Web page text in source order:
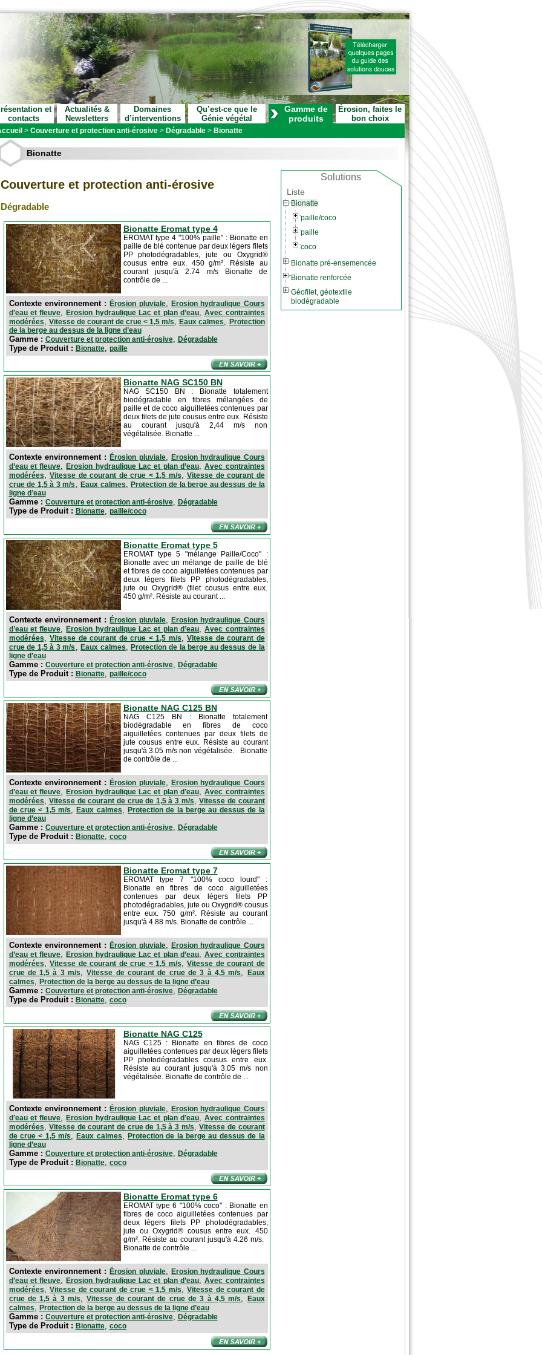
et
contacts
Actualités &
Newsletters
Domaines
d’interventions
Qu’est-ce que le
Génie végétal
Gamme de
produits
Érosion, faites le
bon choix
> Couverture et protection anti-érosive > Dégradable > Bionatte
Bionatte
Couverture et protection anti-érosive
Dégradable
Bionatte Eromat type 4
EROMAT type 4 "100% paille" : Bionatte en
paille de blé contenue par deux légers filets
PP photodégradables, jute ou Oxygrid®
cousus entre eux. 450 g/m². Résiste au
courant jusqu'à 2.74 m/s Bionatte de
contrôle de ...
Contexte environnement :Érosion pluviale, Erosion hydraulique Cours
d’eau et fleuve ,Erosion hydraulique Lac et plan d’eau,Avec contraintes
modérées
Vitesse de courant de crue < 1,5 m/s ,Eaux calmes
Protection
de la berge au dessus de la ligne d’eau
Gamme : Couverture et protection anti-érosive, Dégradable
Type de Produit : Bionatte, paille
Bionatte NAG SC150 BN
NAG SC150 BN : Bionatte totalement
biodégradable en fibres mélangées de
paille et de coco aiguilletées contenues par
deux filets de jute cousus entre eux. Résiste
au courant jusqu'à 2,44 m/s non
végétalisée. Bionatte ...
Contexte environnement :Érosion pluviale, Erosion hydraulique Cours
d’eau et fleuve ,Erosion hydraulique Lac et plan d’eau,Avec contraintes
modérées
Vitesse de courant de crue < 1,5 m/s
Vitesse de courant de
crue de 1,5 à 3 m/s
,Eaux calmes ,Protection de la berge au dessus de la
ligne d’eau
Gamme : Couverture et protection anti-érosive, Dégradable
Type de Produit : Bionatte, paille/coco
Bionatte Eromat type 5
EROMAT type 5 "mélange Paille/Coco" :
Bionatte avec un mélange de paille de blé
et fibres de coco aiguilletées contenues par
deux légers filets PP photodégradables,
jute ou Oxygrid® (filet cousus entre eux.
450 g/m². Résiste au courant ...
Contexte environnement :Érosion pluviale, Erosion hydraulique Cours
d’eau et fleuve ,Erosion hydraulique Lac et plan d’eau,Avec contraintes
modérées
Vitesse de courant de crue < 1,5 m/s
Vitesse de courant de
crue de 1,5 à 3 m/s
,Eaux calmes ,Protection de la berge au dessus de la
ligne d’eau
Gamme : Couverture et protection anti-érosive, Dégradable
Type de Produit : Bionatte, paille/coco
Bionatte NAG C125 BN
NAG C125 BN : Bionatte totalement
biodégradable en fibres de coco
aiguilletées contenues par deux filets de
jute cousus entre eux. Résiste au courant
jusqu'à 3.05 m/s non végétalisée. Bionatte
de contrôle de ...
Contexte environnement :Érosion pluviale, Erosion hydraulique Cours
d’eau et fleuve ,Erosion hydraulique Lac et plan d’eau,Avec contraintes
modérées ,Vitesse de courant de crue de 1,5 à 3 m/s ,Vitesse de courant
de crue < 1,5 m/s
,Eaux calmes ,Protection de la berge au dessus de la
ligne d’eau
Gamme : Couverture et protection anti-érosive, Dégradable
Type de Produit : Bionatte, coco
Bionatte Eromat type 7
EROMAT type 7 "100% coco lourd" :
Bionatte en fibres de coco aiguilletées
contenues par deux légers filets PP
photodégradables, jute ou Oxygrid® cousus
entre eux. 750 g/m². Résiste au courant
jusqu'à 4.88 m/s. Bionatte de contrôle ...
Contexte environnement :Érosion pluviale, Erosion hydraulique Cours
d’eau et fleuve ,Erosion hydraulique Lac et plan d’eau,Avec contraintes
modérées
Vitesse de courant de crue < 1,5 m/s
Vitesse de courant de
crue de 1,5 à 3 m/s
,Vitesse de courant de crue de 3 à 4,5 m/s
Eaux
calmes
Protection de la berge au dessus de la ligne d’eau
Gamme : Couverture et protection anti-érosive, Dégradable
Type de Produit : Bionatte, coco
Bionatte NAG C125
NAG C125 : Bionatte en fibres de coco
aiguilletées contenues par deux légers filets
PP photodégradables cousus entre eux.
Résiste au courant jusqu'à 3.05 m/s non
végétalisée. Bionatte de contrôle de ...
Contexte environnement :Érosion pluviale, Erosion hydraulique Cours
d’eau et fleuve ,Erosion hydraulique Lac et plan d’eau,Avec contraintes
modérées ,Vitesse de courant de crue de 1,5 à 3 m/s ,Vitesse de courant
de crue < 1,5 m/s
,Eaux calmes ,Protection de la berge au dessus de la
ligne d’eau
Gamme : Couverture et protection anti-érosive, Dégradable
Type de Produit : Bionatte, coco
Bionatte Eromat type 6
EROMAT type 6 "100% coco" : Bionatte en
fibres de coco aiguilletées contenues par
deux légers filets PP photodégradables,
jute ou Oxygrid® cousus entre eux. 450
g/m². Résiste au courant jusqu'à 4.26 m/s.
Bionatte de contrôle ...
Contexte environnement :Érosion pluviale, Erosion hydraulique Cours
d’eau et fleuve ,Erosion hydraulique Lac et plan d’eau,Avec contraintes
modérées
Vitesse de courant de crue < 1,5 m/s
Vitesse de courant de
crue de 1,5 à 3 m/s
,Vitesse de courant de crue de 3 à 4,5 m/s
Eaux
calmes
Protection de la berge au dessus de la ligne d’eau
Gamme : Couverture et protection anti-érosive, Dégradable
Type de Produit : Bionatte, coco
Solutions
Liste
Bionatte
paille/coco
paille
coco
Bionatte pré-ensemencée
Bionatte renforcée
Géofilet, géotextile
biodégradable